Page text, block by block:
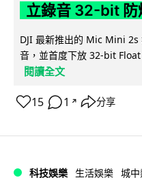
立錄音 32-bit 防
DJI 最新推出的 Mic Mini 2s
音，並首度下放 32-bit
閱讀全文
15 1 ↗ 分享
科技娛樂 生活娛樂 城